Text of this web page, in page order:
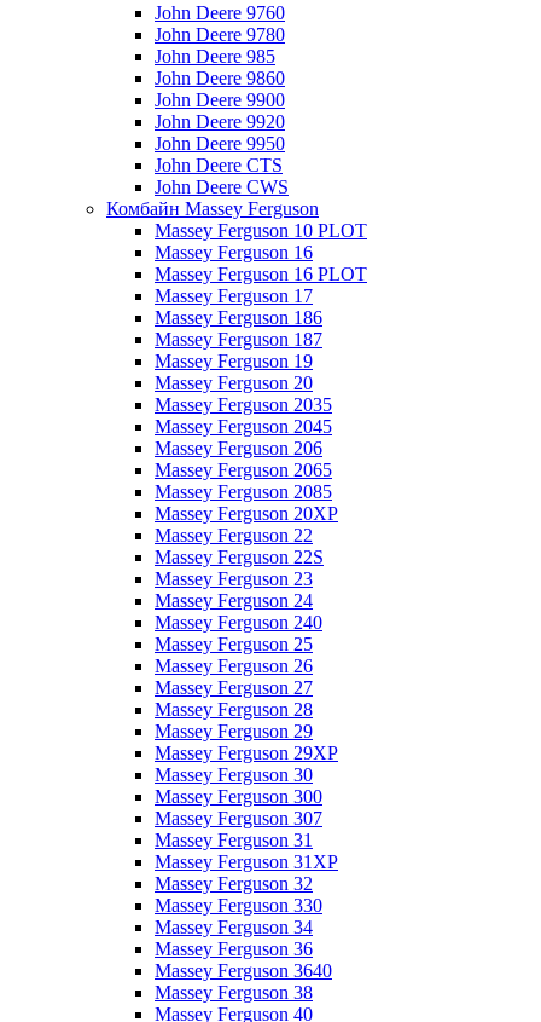
John Deere 9760
John Deere 9780
John Deere 985
John Deere 9860
John Deere 9900
John Deere 9920
John Deere 9950
John Deere CTS
John Deere CWS
Комбайн Massey Ferguson
Massey Ferguson 10 PLOT
Massey Ferguson 16
Massey Ferguson 16 PLOT
Massey Ferguson 17
Massey Ferguson 186
Massey Ferguson 187
Massey Ferguson 19
Massey Ferguson 20
Massey Ferguson 2035
Massey Ferguson 2045
Massey Ferguson 206
Massey Ferguson 2065
Massey Ferguson 2085
Massey Ferguson 20XP
Massey Ferguson 22
Massey Ferguson 22S
Massey Ferguson 23
Massey Ferguson 24
Massey Ferguson 240
Massey Ferguson 25
Massey Ferguson 26
Massey Ferguson 27
Massey Ferguson 28
Massey Ferguson 29
Massey Ferguson 29XP
Massey Ferguson 30
Massey Ferguson 300
Massey Ferguson 307
Massey Ferguson 31
Massey Ferguson 31XP
Massey Ferguson 32
Massey Ferguson 330
Massey Ferguson 34
Massey Ferguson 36
Massey Ferguson 3640
Massey Ferguson 38
Massey Ferguson 40